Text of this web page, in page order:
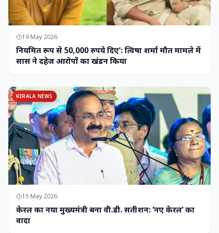
19 May 2026
नियमित रूप से 50,000 रुपये दिए': त्विषा शर्मा मौत मामले में
सास ने दहेज आरोपों का खंडन किया
KERALA NEWS
15 May 2026
केरल का नया मुख्यमंत्री बना वी.डी. सतीशन: ‘नए केरल’ का
वादा